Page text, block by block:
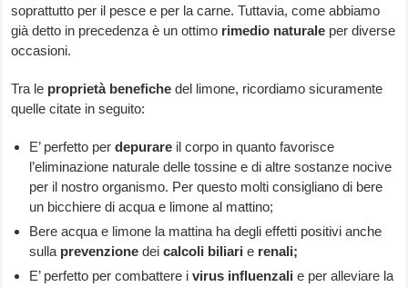
soprattutto per il pesce e per la carne. Tuttavia, come abbiamo
già detto in precedenza è un ottimo rimedio naturale per diverse
occasioni.
Tra le proprietà benefiche del limone, ricordiamo sicuramente
quelle citate in seguito:
E’ perfetto perdepurare il corpo in quanto favorisce
l’eliminazione naturale delle tossine e di altre sostanze nocive
per il nostro organismo. Per questo molti consigliano di bere
un bicchiere di acqua e limone al mattino;
Bere acqua e limone la mattina ha degli effetti positivi anche
sulla prevenzione deicalcoli biliari e renali;
E’ perfetto per combattere ivirus influenzali e per alleviare la